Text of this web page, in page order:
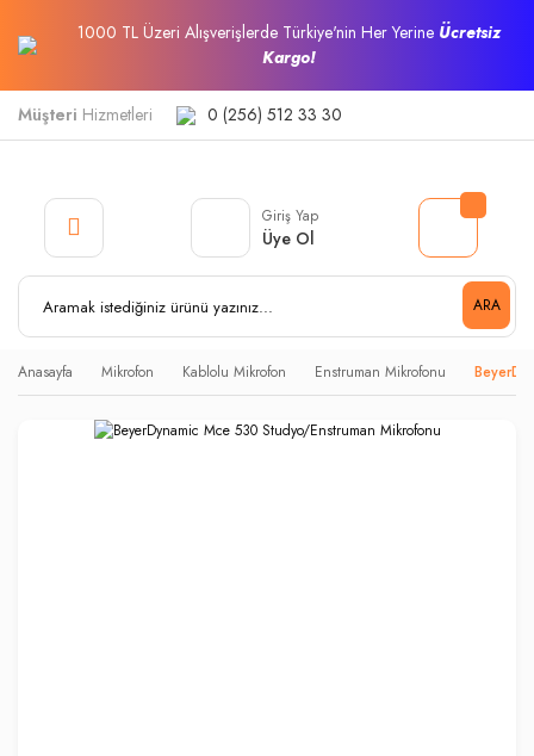
1000 TL Üzeri Alışverişlerde Türkiye'nin Her Yerine Ücretsiz
Kargo!
Müşteri Hizmetleri 0 (256) 512 33 30
ARA
Giriş Yap
Üye Ol
Anasayfa Mikrofon Kablolu Mikrofon Enstruman Mikrofonu